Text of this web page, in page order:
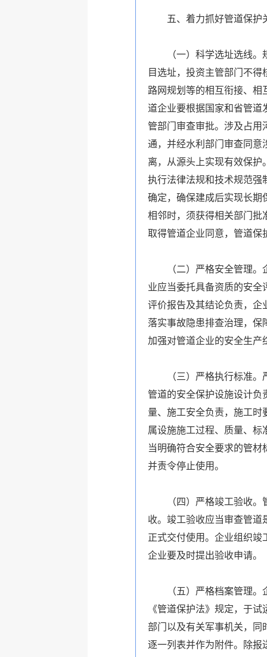
五、着力抓好管道保护
（一）科学选址选线。规
目选址，投资主管部门不
路网规划等的相互衔接、相
道企业要根据国家和省管道
管部门审查审批。涉及占用
通，并经水利部门审查同意
离，从源头上实现有效保护
执行法律法规和技术规范强
确定，确保建成后实现长期
相邻时，须获得相关部门批
取得管道企业同意，管道保
（二）严格安全管理。企
业应当委托具备资质的安全
评价报告及其结论负责，企
落实事故隐患排查治理，保
加强对管道企业的安全生产
（三）严格执行标准。严
管道的安全保护设施设计负
量、施工安全负责，施工时
属设施施工过程、质量、标
当明确符合安全要求的管
并责令停止使用。
（四）严格竣工验收。管
收。竣工验收应当审查管道
正式交付使用。企业组织竣
企业要及时提出验收申请。
（五）严格档案管理。企
《管道保护法》规定，于
部门以及有关军事机关，同
逐一列表并作为附件。除报